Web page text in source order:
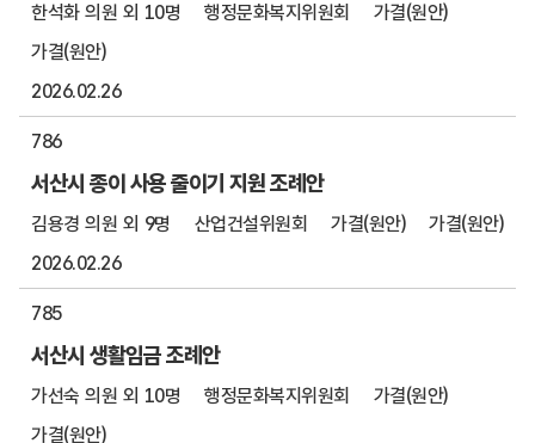
한석화 의원 외 10명 행정문화복지위원회
가결(원안)
가결(원안)
2026.02.26
786
서산시 종이 사용 줄이기 지원 조례안
김용경 의원 외 9명 산업건설위원회 가결(원안)
가결(원안)
2026.02.26
785
서산시 생활임금 조례안
가선숙 의원 외 10명 행정문화복지위원회
가결(원안)
가결(원안)